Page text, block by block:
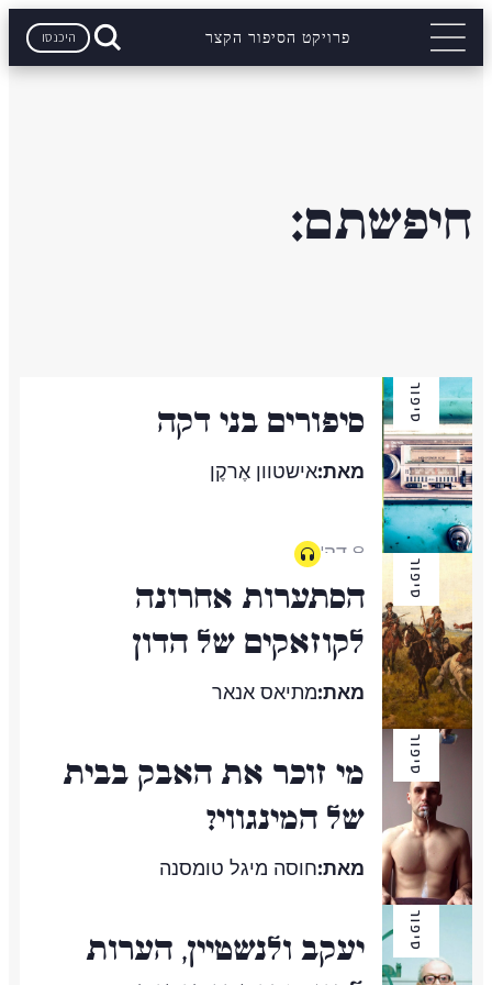
פרויקט הסיפור הקצר היכנסו
חיפשתם:
סיפור סיפורים בני דקה
מאת:אישטוון אֶרקֶן
8 דק'
סיפור
הסתערות אחרונה
לקוזאקים של הדון
מאת:מתיאס אנאר
4 דק' סיפור
מי זוכר את האבק בבית
של המינגווי?
מאת:חוסה מיגל טומסנה
6 דק' סיפור
יעקב ולנשטיין, הערות